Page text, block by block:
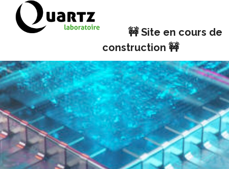
Panneau de gestion des cookies
🚧 Site en cours de
construction 🚧